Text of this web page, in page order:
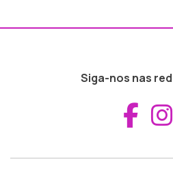
Siga-nos nas